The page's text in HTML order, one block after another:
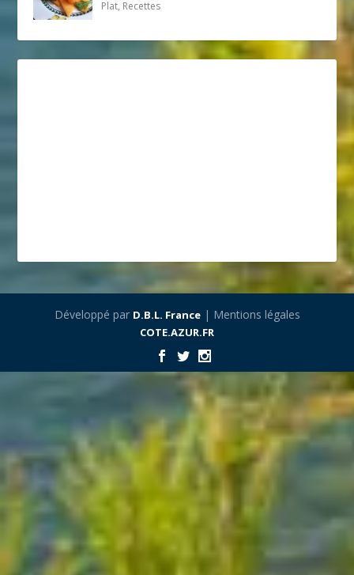
Plat, Recettes
Développé par D.B.L. France| Mentions légales
COTE.AZUR.FR